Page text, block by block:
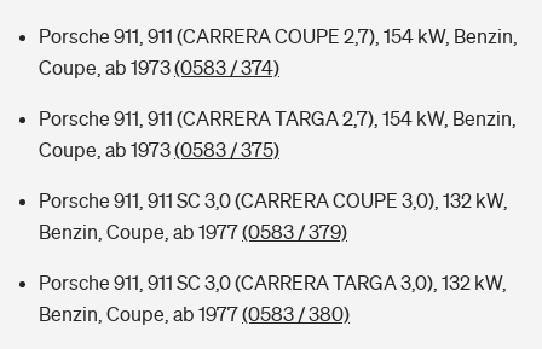
Porsche 911, 911 (CARRERA COUPE 2,7), 154 kW, Benzin,
Coupe, ab 1973(0583 / 374)
Porsche 911, 911 (CARRERA TARGA 2,7), 154 kW, Benzin,
Coupe, ab 1973(0583 / 375)
Porsche 911, 911 SC 3,0 (CARRERA COUPE 3,0), 132 kW,
Benzin, Coupe, ab 1977(0583 / 379)
Porsche 911, 911 SC 3,0 (CARRERA TARGA 3,0), 132 kW,
Benzin, Coupe, ab 1977(0583 / 380)